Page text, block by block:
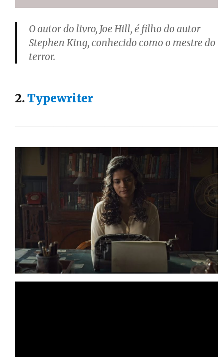
O autor do livro, Joe Hill, é filho do autor
Stephen King, conhecido como o mestre do
terror.
2. Typewriter